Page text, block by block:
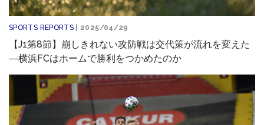
SPORTS REPORTS | 2025/04/29
【J1第8節】崩しきれない攻防戦は交代策が流れを変えた
―横浜FCはホームで勝利をつかめたのか